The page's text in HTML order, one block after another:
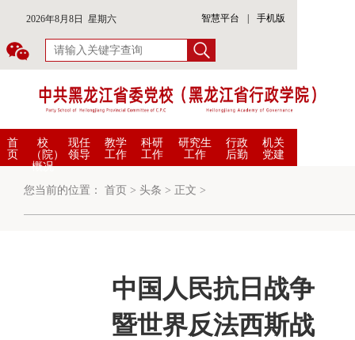
2026年8月8日 星期六 智慧平台 手机版
首
页
校
（院）
概况
现任
领导
教学
工作
科研
工作
研究生
工作
行政
后勤
机关
党建
您当前的位置： 首页 > 头条 > 正文 >
中国人民抗日战争
暨世界反法西斯战